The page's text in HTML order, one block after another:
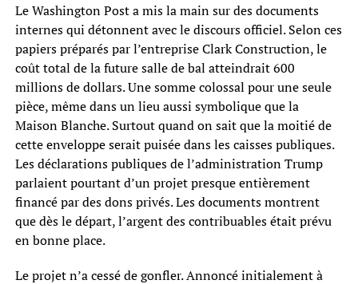
Le Washington Post a mis la main sur des documents
internes qui détonnent avec le discours officiel. Selon ces
papiers préparés par l’entreprise Clark Construction, le
coût total de la future salle de bal atteindrait 600
millions de dollars. Une somme colossal pour une seule
pièce, même dans un lieu aussi symbolique que la
Maison Blanche. Surtout quand on sait que la moitié de
cette enveloppe serait puisée dans les caisses publiques.
Les déclarations publiques de l’administration Trump
parlaient pourtant d’un projet presque entièrement
financé par des dons privés. Les documents montrent
que dès le départ, l’argent des contribuables était prévu
en bonne place.
Le projet n’a cessé de gonfler. Annoncé initialement à